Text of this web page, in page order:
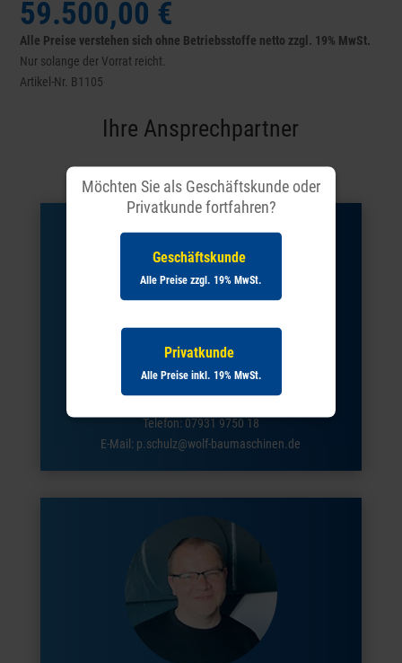
59.500,00 €
Alle Preise verstehen sich ohne Betriebsstoffe netto zzgl. 19% MwSt.
Nur solange der Vorrat reicht.
Artikel-Nr. B1105
Ihre Ansprechpartner
Pascal Schulz
Telefon: 07931 9750 18
E-Mail: p.schulz@wolf-baumaschinen.de
Möchten Sie als Geschäftskunde oder
Privatkunde fortfahren?
Geschäftskunde
Alle Preise zzgl. 19% MwSt.
Privatkunde
Alle Preise inkl. 19% MwSt.